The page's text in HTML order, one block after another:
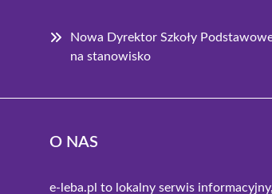
Nowa Dyrektor Szkoły
na stanowisko
O NAS
e-leba.pl to lokalny serwis